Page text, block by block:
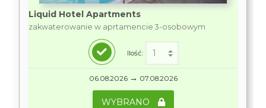
Liquid Hotel Apartments
zakwaterowanie w aprtamencie 3-osobowym
Ilość:
06.08.2026 → 07.08.2026
WYBRANO